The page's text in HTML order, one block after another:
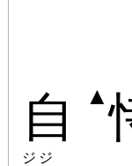
自 ▲
ジジ